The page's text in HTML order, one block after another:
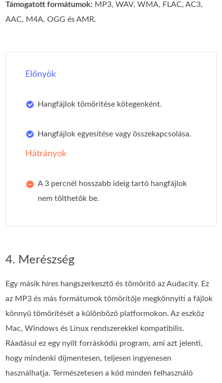
Támogatott formátumok: MP3, WAV, WMA, FLAC, AC3,
AAC, M4A, OGG és AMR.
Előnyök
Hangfájlok tömörítése kötegenként.
Hangfájlok egyesítése vagy összekapcsolása.
Hátrányok
A 3 percnél hosszabb ideig tartó hangfájlok
nem tölthetők be.
4. Merészség
Egy másik híres hangszerkesztő és tömörítő az Audacity. Ez
az MP3 és más formátumok tömörítője megkönnyíti a fájlok
könnyű tömörítését a különböző platformokon. Az eszköz
Mac, Windows és Linux rendszerekkel kompatibilis.
Ráadásul ez egy nyílt forráskódú program, ami azt jelenti,
hogy mindenki díjmentesen, teljesen ingyenesen
használhatja. Természetesen a kód minden felhasználó